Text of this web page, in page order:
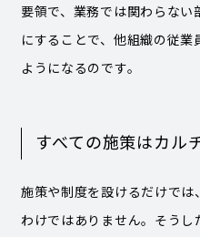
要領で、業務では関わらな
にすることで、他組織の従
ようになるのです。
すべての施策はカル
施策や制度を設けるだけで
わけではありません。そう